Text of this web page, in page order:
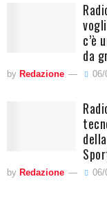
c’è
da
by Redazione 06/
by Redazione 06/